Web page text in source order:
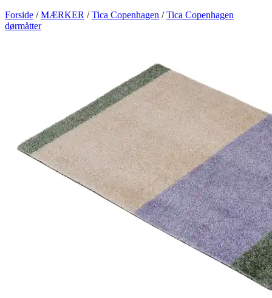
Forside /MÆRKER /Tica Copenhagen /Tica Copenhagen
dørmåtter